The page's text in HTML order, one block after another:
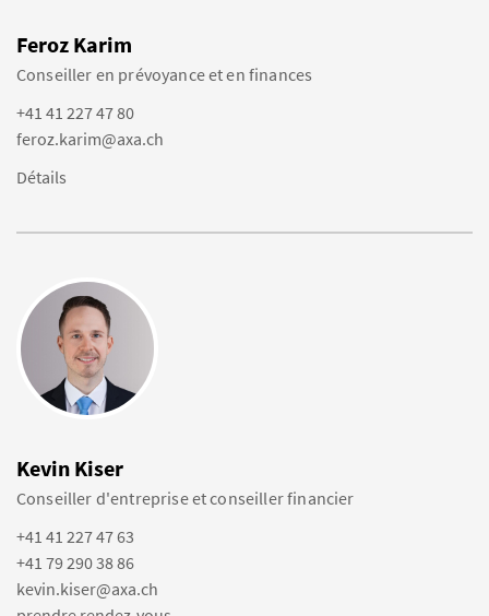
Feroz Karim
Conseiller en prévoyance et en finances
+41 41 227 47 80
feroz.karim@axa.ch
Détails
Kevin Kiser
Conseiller d'entreprise et conseiller financier
+41 41 227 47 63
+41 79 290 38 86
kevin.kiser@axa.ch